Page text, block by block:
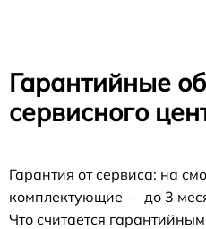
Гарантийные
сервисного
Гарантия от сервиса: на
комплектующие — до 3
Что считается